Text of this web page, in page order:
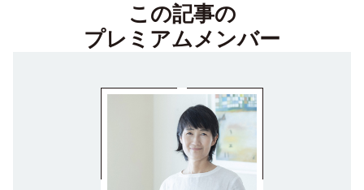
この記事の
プレミアムメンバー